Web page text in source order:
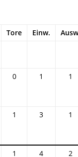
Tore Einw.
0 1 1
1 3 1
1 4 2